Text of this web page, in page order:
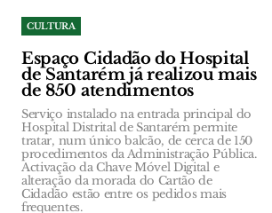
CULTURA
Espaço Cidadão do Hospital
de Santarém já realizou mais
de 850 atendimentos
Serviço instalado na entrada principal do
Hospital Distrital de Santarém permite
tratar, num único balcão, de cerca de 150
procedimentos da Administração Pública.
Activação da Chave Móvel Digital e
alteração da morada do Cartão de
Cidadão estão entre os pedidos mais
frequentes.